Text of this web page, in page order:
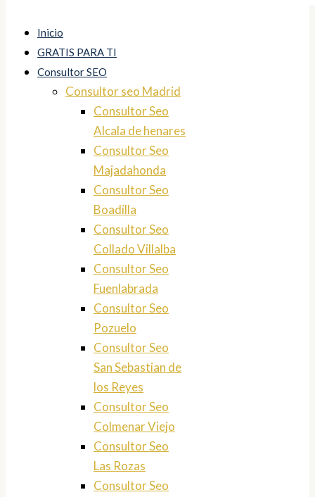
Inicio
GRATIS PARA TI
Consultor SEO
Consultor seo Madrid
Consultor Seo
Alcala de henares
Consultor Seo
Majadahonda
Consultor Seo
Boadilla
Consultor Seo
Collado Villalba
Consultor Seo
Fuenlabrada
Consultor Seo
Pozuelo
Consultor Seo
San Sebastian de
los Reyes
Consultor Seo
Colmenar Viejo
Consultor Seo
Las Rozas
Consultor Seo